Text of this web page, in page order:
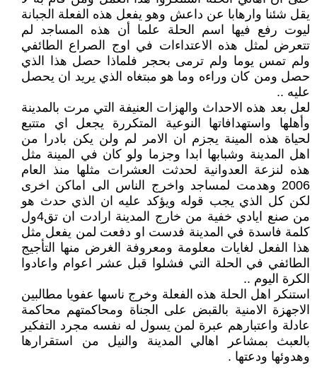
يقل شئنا وارهابا عن داعش وهو يفعل هذه الفعلة الجبانة
ليوت رفع فيها اسم الحلة علما أن هذه المساجد لم
تتعرض لمثل هذه الاعتداءات في اوج الصراع الطائفي
ولم تمس يوما ولم ترمى بحجر فلماذا حصل هذا الذي
حصل ومن كان وراءه وما هو مبتغاه الذي يريد ان يحصل
عليه ..
لعل بعد هذه الاحداث والهزات العنيفة التي مرت بالمدينة
وأهلها واستهدافاتها النوعية المتكررة يجعل اي متتبع
لحياة هذه المينة يجزم ان الامر لم ولن يكن بادرا من
اهل المدينة وشبابها ابدا وجزما ولو كان في المينة مثل
هذه لنزعة العدوانية لحدثت العشرات مثلها منذ العام
2006 وهدمت لمساجد واخرج الناس الى اماكن اخرى
لكن كل الذي يجب قوله ويؤكد عليه ان الذي حدث هو
من صنع ايادي خفية من خارج المدينة ارادت ان تق4ول
كلمة فاسدة في المدينة فدست او دفعت لمن يفعل مثل
هذا الفعل لغايات معلومة ومعروفة الغرض منها التأجيج
الطائفي في الحلة التي فشلوا قبل عشر اعوام واعادوا
الكرة اليوم ..
استنكر اهل الحلة هذه الفعلة وخرج ناسها عفويا مطالبين
الاجهزة الامنية بالقبض على الجناة ومحاكمتهم محاكمة
عادلة واعتبارهم عبرة لمن يسول له نفسه مجرد التفكير
بالعبث بمشاعر اهالي المدينة والنيل من استقرارها
وهدوئها ودعتها .